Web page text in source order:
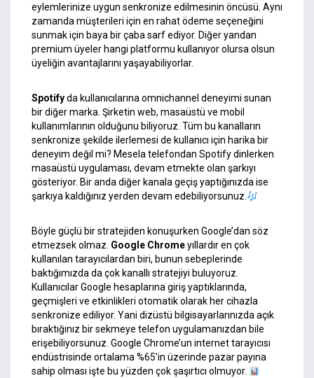
eylemlerinize uygun senkronize edilmesinin öncüsü. Aynı
zamanda müşterileri için en rahat ödeme seçeneğini
sunmak için baya bir çaba sarf ediyor. Diğer yandan
premium üyeler hangi platformu kullanıyor olursa olsun
üyeliğin avantajlarını yaşayabiliyorlar.
Spotifyda kullanıcılarına omnichannel deneyimi sunan
bir diğer marka. Şirketin web, masaüstü ve mobil
kullanımlarının olduğunu biliyoruz. Tüm bu kanalların
senkronize şekilde ilerlemesi de kullanıcı için harika bir
deneyim değil mi? Mesela telefondan Spotify dinlerken
masaüstü uygulaması, devam etmekte olan şarkıyı
gösteriyor. Bir anda diğer kanala geçiş yaptığınızda ise
şarkıya kaldığınız yerden devam edebiliyorsunuz.
Böyle güçlü bir stratejiden konuşurken Google’dan söz
etmezsek olmaz. Google Chromeyıllardır en çok
kullanılan tarayıcılardan biri, bunun sebeplerinde
baktığımızda da çok kanallı stratejiyi buluyoruz.
Kullanıcılar Google hesaplarına giriş yaptıklarında,
geçmişleri ve etkinlikleri otomatik olarak her cihazla
senkronize ediliyor. Yani dizüstü bilgisayarlarınızda açık
bıraktığınız bir sekmeye telefon uygulamanızdan bile
erişebiliyorsunuz. Google Chrome’un internet tarayıcısı
endüstrisinde ortalama %65’in üzerinde pazar payına
sahip olması işte bu yüzden çok şaşırtıcı olmuyor.